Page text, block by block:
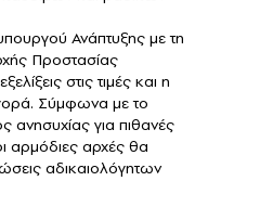
Ανάπτυξης με τη
Προστασίας
στις τιμές και η
Σύμφωνα με το
ανησυχίας για πιθανές
αρμόδιες αρχές θα
αδικαιολόγητων